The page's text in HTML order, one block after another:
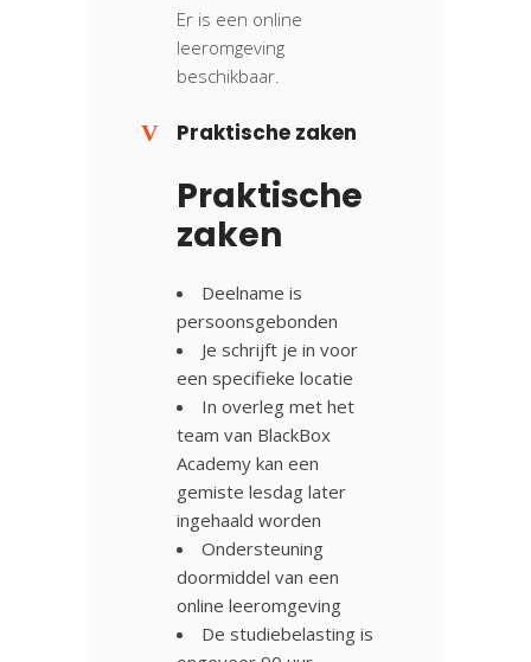
Er is een online
leeromgeving
beschikbaar.
Praktische zaken
Praktische
zaken
Deelname is
persoonsgebonden
Je schrijft je in voor
een specifieke locatie
In overleg met het
team van BlackBox
Academy kan een
gemiste lesdag later
ingehaald worden
Ondersteuning
doormiddel van een
online leeromgeving
De studiebelasting is